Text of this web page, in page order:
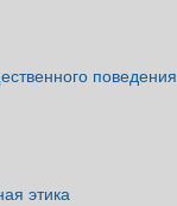
поведения
этика